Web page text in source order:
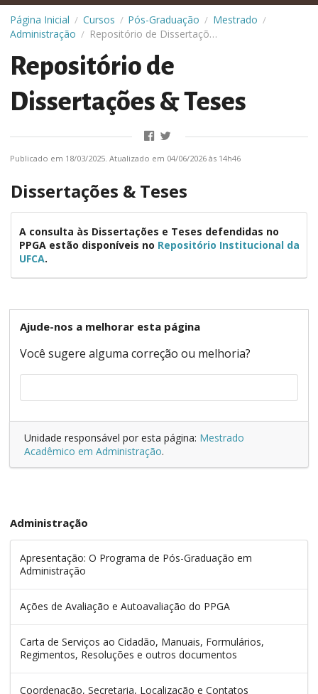
Página Inicial / Cursos / Pós-Graduação / Mestrado /
Administração / Repositório de Dissertações & Teses
Repositório de
Dissertações & Teses
Publicado em 18/03/2025. Atualizado em 04/06/2026 às 14h46
Dissertações & Teses
A consulta às Dissertações e Teses defendidas no
PPGA estão disponíveis no Repositório Institucional da
UFCA.
Ajude-nos a melhorar esta página
Você sugere alguma correção ou melhoria?
Unidade responsável por esta página: Mestrado
Acadêmico em Administração.
Administração
Apresentação: O Programa de Pós-Graduação em
Administração
Ações de Avaliação e Autoavaliação do PPGA
Carta de Serviços ao Cidadão, Manuais, Formulários,
Regimentos, Resoluções e outros documentos
Coordenação, Secretaria, Localização e Contatos